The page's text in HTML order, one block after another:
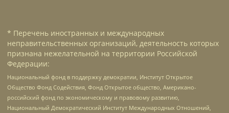
* Перечень иностранных и международных
неправительственных организаций, деятельность которых
признана нежелательной на территории Российской
Федерации:
Национальный фонд в поддержку демократии, Институт Открытое
Общество Фонд Содействия, Фонд Открытое общество, Американо-
российский фонд по экономическому и правовому развитию,
Национальный Демократический Институт Международных Отношений,